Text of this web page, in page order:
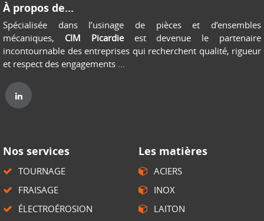
À propos de...
Spécialisée dans l’usinage de pièces et d’ensembles
mécaniques, CIM Picardieest devenue le partenaire
incontournable des entreprises qui recherchent qualité, rigueur
et respect des engagements ...
Nos services
TOURNAGE
FRAISAGE
ÉLECTROÉROSION
Les matières
ACIERS
INOX
LAITON